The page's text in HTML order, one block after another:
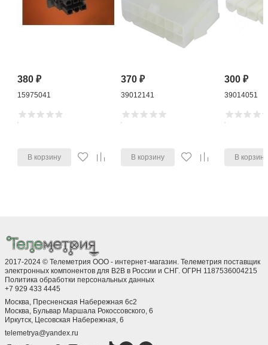
380₽
15975041
В корзину
370₽
39012141
В корзину
300₽
39014051
В корзину
2017-2024 © Телеметрия ООО - интернет-магазин. Телеметрия поставщик
электронных компонентов для B2B в России и СНГ. ОГРН 1187536004215
Политика обработки персональных данных
+7 929 433 4445
Москва, Пресненская Набережная 6с2
Москва, ​Бульвар Маршала Рокоссовского, 6
Иркутск, ​Цесовская Набережная, 6
telemetrya@yandex.ru